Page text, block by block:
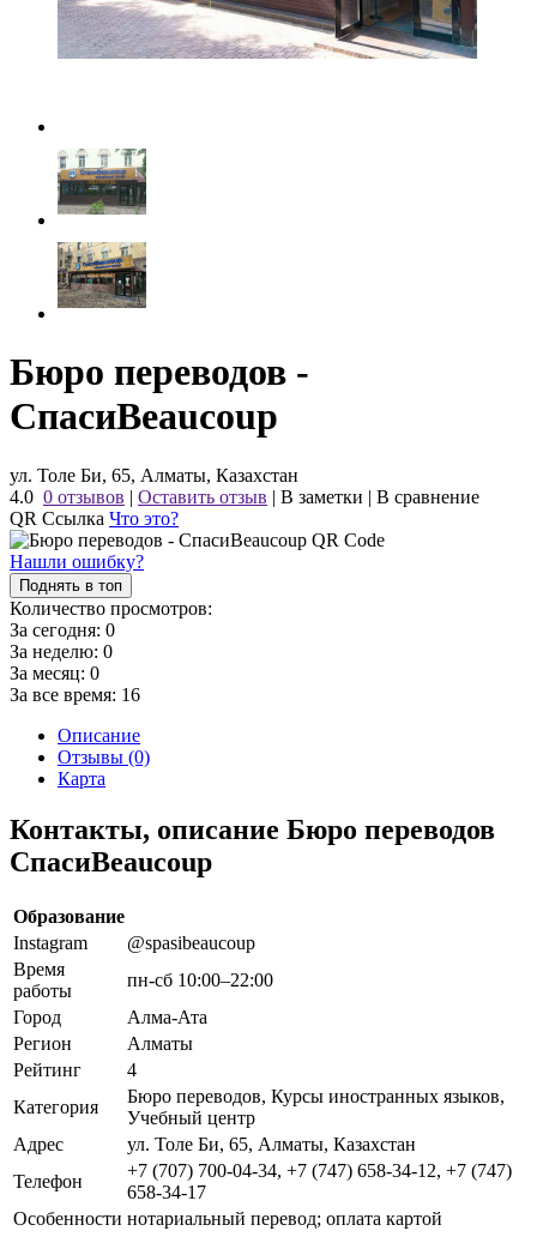
Бюро переводов -
СпасиBeaucoup
ул. Толе Би, 65, Алматы, Казахстан
4.0 0 отзывов | Оставить отзыв | В заметки | В сравнение
QR Ссылка Что это?
Нашли ошибку?
Поднять в топ
Количество просмотров:
За сегодня: 0
За неделю: 0
За месяц: 0
За все время: 16
Описание
Отзывы (0)
Карта
Контакты, описание Бюро переводов
СпасиBeaucoup
Образование
Instagram
@spasibeaucoup
Время
работы
пн-сб 10:00–22:00
Город
Алма-Ата
Регион
Алматы
Рейтинг
4
Категория
Бюро переводов, Курсы иностранных языков,
Учебный центр
Адрес
ул. Толе Би, 65, Алматы, Казахстан
Телефон
+7 (707) 700-04-34, +7 (747) 658-34-12, +7 (747)
658-34-17
Особенности нотариальный перевод; оплата картой